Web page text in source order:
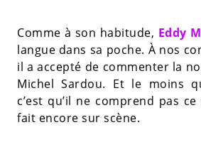
Comme à son habitude, Eddy
langue dans sa poche. À nos
il a accepté de commenter la
Michel Sardou. Et le moins
c’est qu’il ne comprend pas
fait encore sur scène.